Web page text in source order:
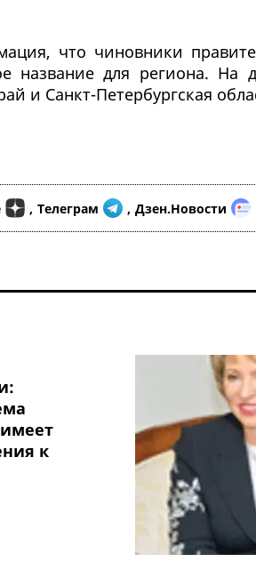
что чиновники
название для региона. На
и Санкт-Петербургская
, Телеграм , Дзен.Новости
к